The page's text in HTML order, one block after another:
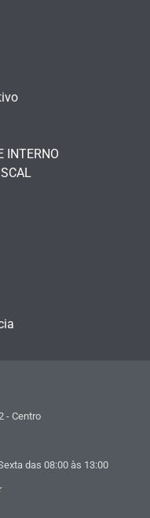
INTERNO
- Centro
das 08:00 às 13:00